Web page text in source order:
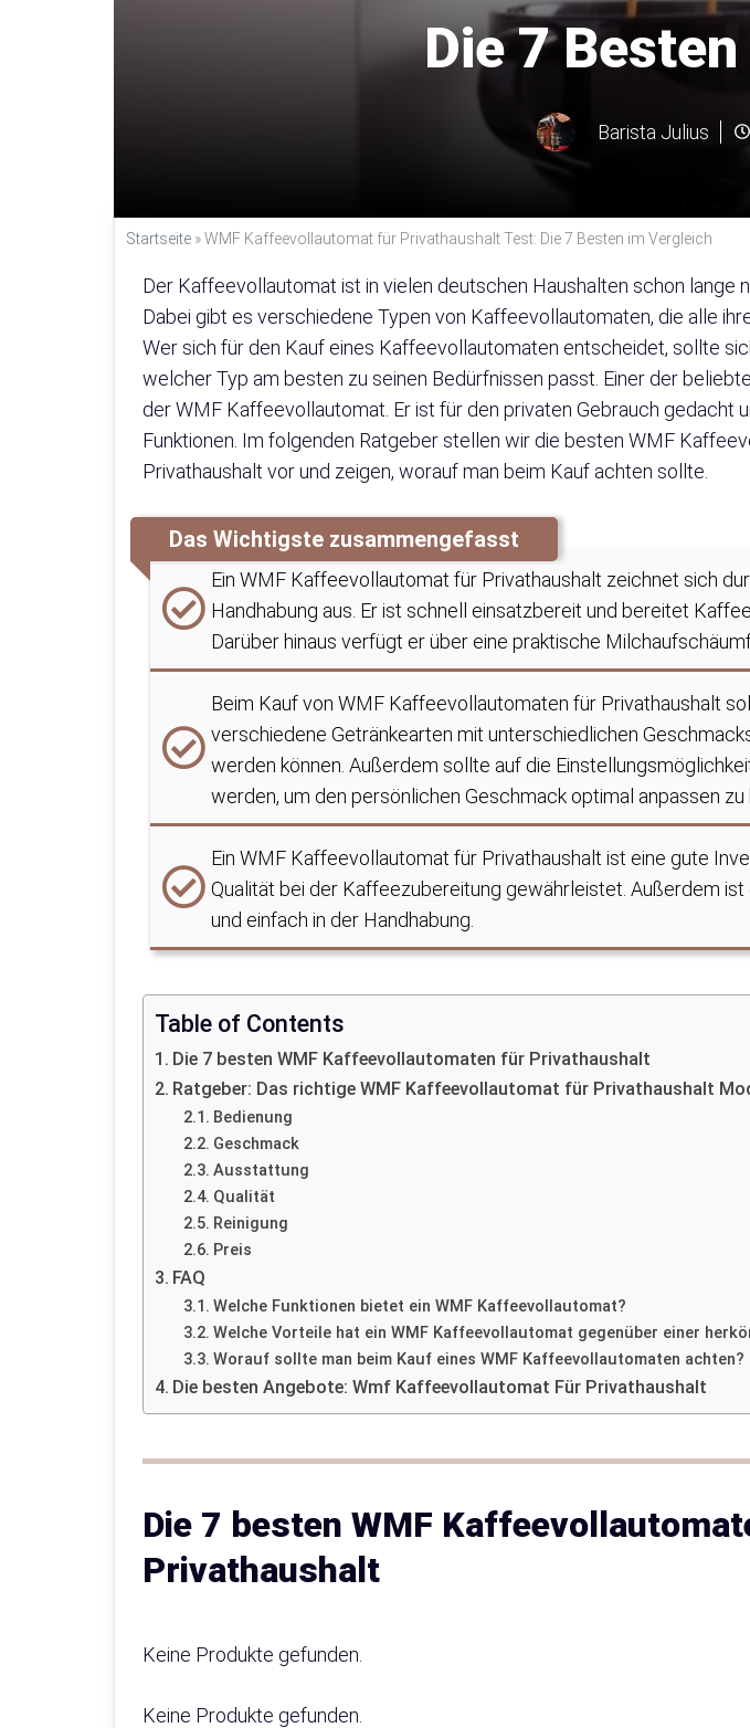
Die 7
Barista Julius
Startseite »WMF Kaffeevollautomat für Privathaushalt Test: Die 7 Besten im Vergleich
Der Kaffeevollautomat ist in vielen deutschen Haushalten schon lange
Dabei gibt es verschiedene Typen von Kaffeevollautomaten, die alle
Wer sich für den Kauf eines Kaffeevollautomaten entscheidet, sollte
welcher Typ am besten zu seinen Bedürfnissen passt. Einer der
der WMF Kaffeevollautomat. Er ist für den privaten Gebrauch gedacht
Funktionen. Im folgenden Ratgeber stellen wir die besten WMF
Privathaushalt vor und zeigen, worauf man beim Kauf achten sollte.
Das Wichtigste zusammengefasst
Ein WMF Kaffeevollautomat für Privathaushalt zeichnet sich
Handhabung aus. Er ist schnell einsatzbereit und bereitet
Darüber hinaus verfügt er über eine praktische
Beim Kauf von WMF Kaffeevollautomaten für Privathaushalt
verschiedene Getränkearten mit unterschiedlichen
werden können. Außerdem sollte auf die
werden, um den persönlichen Geschmack optimal anpassen zu
Ein WMF Kaffeevollautomat für Privathaushalt ist eine gute
Qualität bei der Kaffeezubereitung gewährleistet. Außerdem
und einfach in der Handhabung.
Table of Contents
Die 7 besten WMF Kaffeevollautomaten für Privathaushalt
Ratgeber: Das richtige WMF Kaffeevollautomat für Privathaushalt
Bedienung
Geschmack
Ausstattung
Qualität
Reinigung
Preis
FAQ
Welche Funktionen bietet ein WMF Kaffeevollautomat?
Welche Vorteile hat ein WMF Kaffeevollautomat gegenüber einer
Worauf sollte man beim Kauf eines WMF Kaffeevollautomaten achten?
Die besten Angebote: Wmf Kaffeevollautomat Für Privathaushalt
Die 7 besten WMF
Privathaushalt
Keine Produkte gefunden.
Keine Produkte gefunden.